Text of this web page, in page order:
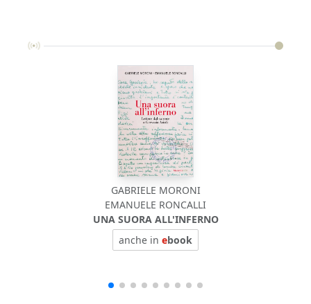
GABRIELE MORONI
EMANUELE RONCALLI
UNA SUORA ALL'INFERNO
anche in ebook